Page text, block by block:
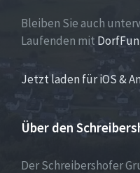
Bleiben Sie auch
Laufenden mit
Jetzt laden für iOS &
Über den
Der Schreibershofer